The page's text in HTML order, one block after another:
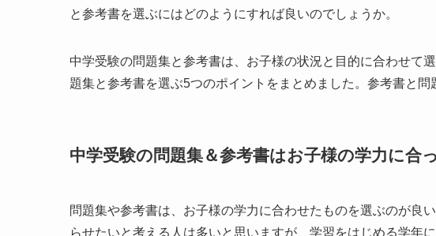
と参考書を選ぶにはどのようにすれば良いのでしょうか。
中学受験の問題集と参考書は、お子様の状況と目的に合わせて
題集と参考書を選ぶ5つのポイントをまとめました。参考書と問
中学受験の問題集＆参考書はお子様の学力に合
問題集や参考書は、お子様の学力に合わせたものを選ぶのが良
らせたいと考える人は多いと思いますが、学習をはじめる学年